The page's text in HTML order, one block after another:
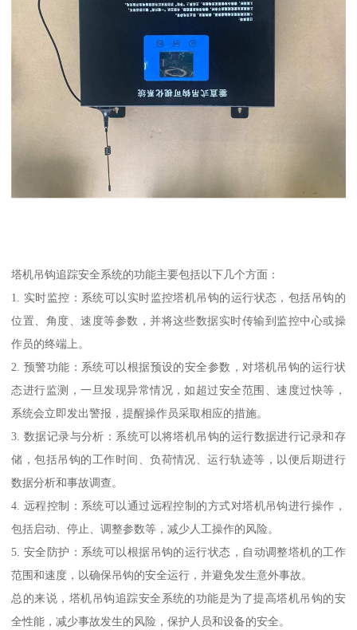
塔机吊钩追踪安全系统的功能主要包括以下几个方面：
1. 实时监控：系统可以实时监控塔机吊钩的运行状态，包括吊钩的
位置、角度、速度等参数，并将这些数据实时传输到监控中心或操
作员的终端上。
2. 预警功能：系统可以根据预设的安全参数，对塔机吊钩的运行状
态进行监测，一旦发现异常情况，如超过安全范围、速度过快等，
系统会立即发出警报，提醒操作员采取相应的措施。
3. 数据记录与分析：系统可以将塔机吊钩的运行数据进行记录和存
储，包括吊钩的工作时间、负荷情况、运行轨迹等，以便后期进行
数据分析和事故调查。
4. 远程控制：系统可以通过远程控制的方式对塔机吊钩进行操作，
包括启动、停止、调整参数等，减少人工操作的风险。
5. 安全防护：系统可以根据吊钩的运行状态，自动调整塔机的工作
范围和速度，以确保吊钩的安全运行，并避免发生意外事故。
总的来说，塔机吊钩追踪安全系统的功能是为了提高塔机吊钩的安
全性能，减少事故发生的风险，保护人员和设备的安全。